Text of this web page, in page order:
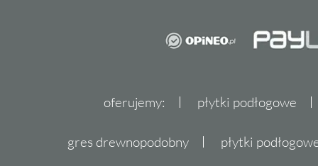
oferujemy: płytki podłogowe
gres drewnopodobny płytki